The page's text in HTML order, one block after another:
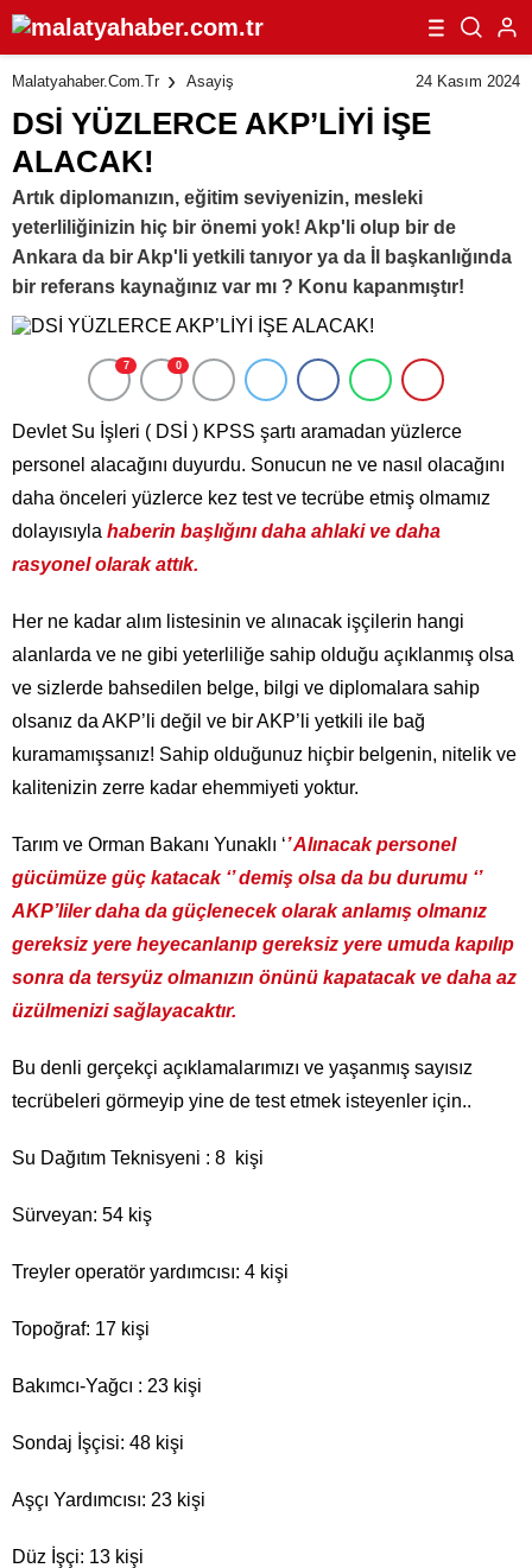
Malatyahaber.com.tr Asayiş 24 Kasım 2024
DSİ YÜZLERCE AKP’LİYİ İŞE
ALACAK!
Artık diplomanızın, eğitim seviyenizin, mesleki
yeterliliğinizin hiç bir önemi yok! Akp'li olup bir de
Ankara da bir Akp'li yetkili tanıyor ya da İl başkanlığında
bir referans kaynağınız var mı ? Konu kapanmıştır!
7 0
Devlet Su İşleri ( DSİ ) KPSS şartı aramadan yüzlerce
personel alacağını duyurdu. Sonucun ne ve nasıl olacağını
daha önceleri yüzlerce kez test ve tecrübe etmiş olmamız
dolayısıyla haberin başlığını daha ahlaki ve daha
rasyonel olarak attık.
Her ne kadar alım listesinin ve alınacak işçilerin hangi
alanlarda ve ne gibi yeterliliğe sahip olduğu açıklanmış olsa
ve sizlerde bahsedilen belge, bilgi ve diplomalara sahip
olsanız da AKP’li değil ve bir AKP’li yetkili ile bağ
kuramamışsanız! Sahip olduğunuz hiçbir belgenin, nitelik ve
kalitenizin zerre kadar ehemmiyeti yoktur.
Tarım ve Orman Bakanı Yunaklı ‘’ Alınacak personel
gücümüze güç katacak ‘’ demiş olsa da bu durumu ‘’
AKP’liler daha da güçlenecek olarak anlamış olmanız
gereksiz yere heyecanlanıp gereksiz yere umuda kapılıp
sonra da tersyüz olmanızın önünü kapatacak ve daha az
üzülmenizi sağlayacaktır.
Bu denli gerçekçi açıklamalarımızı ve yaşanmış sayısız
tecrübeleri görmeyip yine de test etmek isteyenler için..
Su Dağıtım Teknisyeni : 8 kişi
Sürveyan: 54 kiş
Treyler operatör yardımcısı: 4 kişi
Topoğraf: 17 kişi
Bakımcı-Yağcı : 23 kişi
Sondaj İşçisi: 48 kişi
Aşçı Yardımcısı: 23 kişi
Düz İşçi: 13 kişi